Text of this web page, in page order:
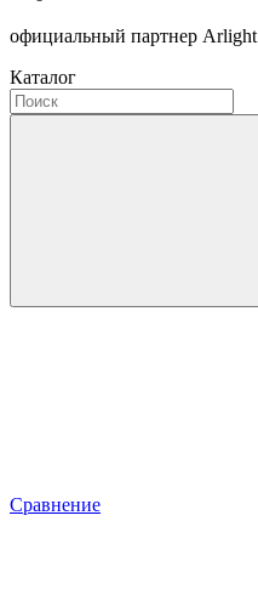
официальный партнер Arlight
Каталог
Сравнение